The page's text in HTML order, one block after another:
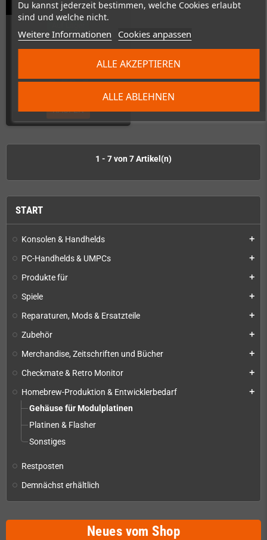
Du kannst jederzeit bestimmen, welche Cookies erlaubt
sind und welche nicht.
Weitere Informationen Cookies anpassen
ALLE ABLEHNEN
ALLE AKZEPTIEREN
START
Konsolen & Handhelds add
PC-Handhelds & UMPCs add
Produkte für add
Spiele add
Reparaturen, Mods & Ersatzteile add
Zubehör add
Merchandise, Zeitschriften und Bücher add
Checkmate & Retro Monitor add
Homebrew-Produktion & Entwicklerbedarf add
Gehäuse für Modulplatinen
Platinen & Flasher
Sonstiges
Restposten
Demnächst erhältlich
Neues vom Shop
2,50 €
KAUFEN
1 - 7 von 7 Artikel(n)